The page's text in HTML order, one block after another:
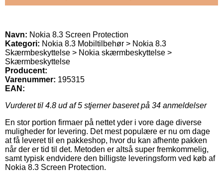
Navn: Nokia 8.3 Screen Protection
Kategori: Nokia 8.3 Mobiltilbehør > Nokia 8.3
Skærmbeskyttelse > Nokia skærmbeskyttelse >
Skærmbeskyttelse
Producent:
Varenummer: 195315
EAN:
Vurderet til 4.8 ud af 5 stjerner baseret på 34 anmeldelser
En stor portion firmaer på nettet yder i vore dage diverse
muligheder for levering. Det mest populære er nu om dage
at få leveret til en pakkeshop, hvor du kan afhente pakken
når der er tid til det. Metoden er altså super fremkommelig,
samt typisk endvidere den billigste leveringsform ved køb af
Nokia 8.3 Screen Protection.